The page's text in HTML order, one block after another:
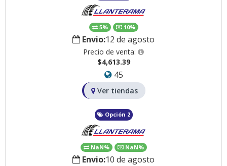
5% 10%
Envio:12 de agosto
Precio de venta:
$4,613.39
45
Ver tiendas
Opción 2
NaN% NaN%
Envio:10 de agosto